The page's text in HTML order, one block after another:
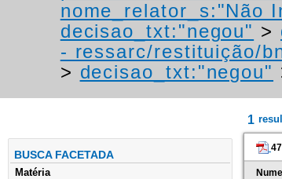
nome_relator_s:"Não
decisao_txt:"negou" >
- ressarc/restituição/
> decisao_txt:"negou"
BUSCA FACETADA
Matéria
1